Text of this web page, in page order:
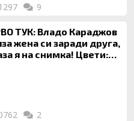
9
ТУК: Владо Караджов
жена си заради друга,
я на снимка! Цвети:
2